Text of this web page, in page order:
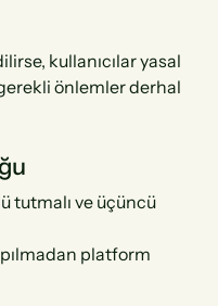
kullanıcılar yasal
önlemler derhal
tutmalı ve üçüncü
platform